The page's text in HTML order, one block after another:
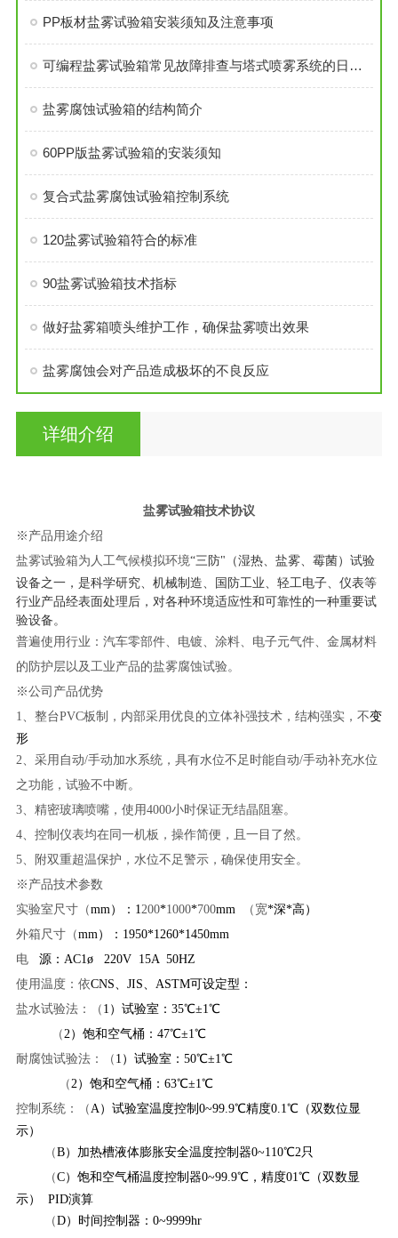
PP板材盐雾试验箱安装须知及注意事项
可编程盐雾试验箱常见故障排查与塔式喷雾系统的日常维护技巧
盐雾腐蚀试验箱的结构简介
60PP版盐雾试验箱的安装须知
复合式盐雾腐蚀试验箱控制系统
120盐雾试验箱符合的标准
90盐雾试验箱技术指标
做好盐雾箱喷头维护工作，确保盐雾喷出效果
盐雾腐蚀会对产品造成极坏的不良反应
详细介绍
盐雾试验箱技术协议
※产品用途介绍
盐雾试验箱为人工气候模拟环境“三防"（湿热、盐雾、霉菌）试验
设备之一，是科学研究、机械制造、国防工业、轻工电子、仪表等
行业产品经表面处理后，对各种环境适应性和可靠性的一种重要试
验设备。
普遍使用行业：汽车零部件、电镀、涂料、电子元气件、金属材料
的防护层以及工业产品的盐雾腐蚀试验。
※公司产品优势
1、整台PVC板制，内部采用优良的立体补强技术，结构强实，不变
形
2、采用自动/手动加水系统，具有水位不足时能自动/手动补充水位
之功能，试验不中断。
3、精密玻璃喷嘴，使用4000小时保证无结晶阻塞。
4、控制仪表均在同一机板，操作简便，且一目了然。
5、附双重超温保护，水位不足警示，确保使用安全。
※产品技术参数
实验室尺寸（mm）： 1 200*1000*700mm （宽*深*高）
外箱尺寸（mm）：1950*1260*1450mm
电源：AC1ø 220V 15A 50HZ
使用温度：依CNS、JIS、ASTM可设定型：
盐水试验法：（ 1）试验室：35℃±1℃
（ 2）饱和空气桶：47℃±1℃
耐腐蚀试验法：（ 1）试验室：50℃±1℃
（ 2）饱和空气桶：63℃±1℃
控制系统：（ A）试验室温度控制0~99.9℃精度0.1℃（双数位显
示）
（B）加热槽液体膨胀安全温度控制器0~110℃2只
（C）饱和空气桶温度控制器0~99.9℃，精度01℃（双数显
示） PID演算
（D）时间控制器：0~9999hr